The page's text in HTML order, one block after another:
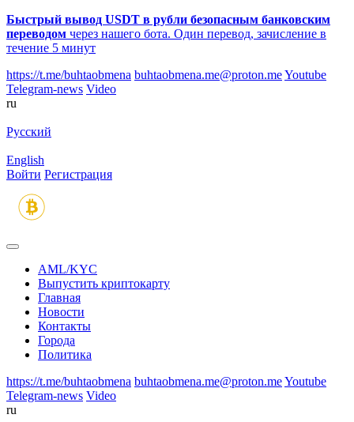
Быстрый вывод USDT в рубли безопасным банковским
переводом через нашего бота. Один перевод, зачисление в
течение 5 минут
https://t.me/buhtaobmena buhtaobmena.me@proton.meYoutube
Telegram-news Video
ru
Русский
English
Войти Регистрация
AML/KYC
Выпустить криптокарту
Главная
Новости
Контакты
Города
Политика
https://t.me/buhtaobmena buhtaobmena.me@proton.meYoutube
Telegram-news Video
ru